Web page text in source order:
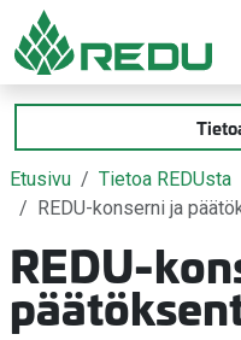
Siirry sivusisältöön
Etusivu
Tietoa REDUsta
REDU-konserni ja
REDU-